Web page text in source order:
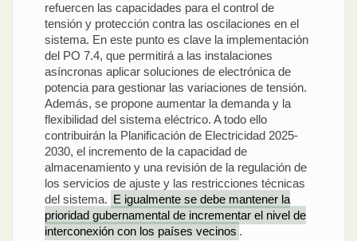
refuercen las capacidades para el control de
tensión y protección contra las oscilaciones en el
sistema. En este punto es clave la implementación
del PO 7.4, que permitirá a las instalaciones
asíncronas aplicar soluciones de electrónica de
potencia para gestionar las variaciones de tensión.
Además, se propone aumentar la demanda y la
flexibilidad del sistema eléctrico. A todo ello
contribuirán la Planificación de Electricidad 2025-
2030, el incremento de la capacidad de
almacenamiento y una revisión de la regulación de
los servicios de ajuste y las restricciones técnicas
del sistema. E igualmente se debe mantener la
prioridad gubernamental de incrementar el nivel de
interconexión con los países vecinos .